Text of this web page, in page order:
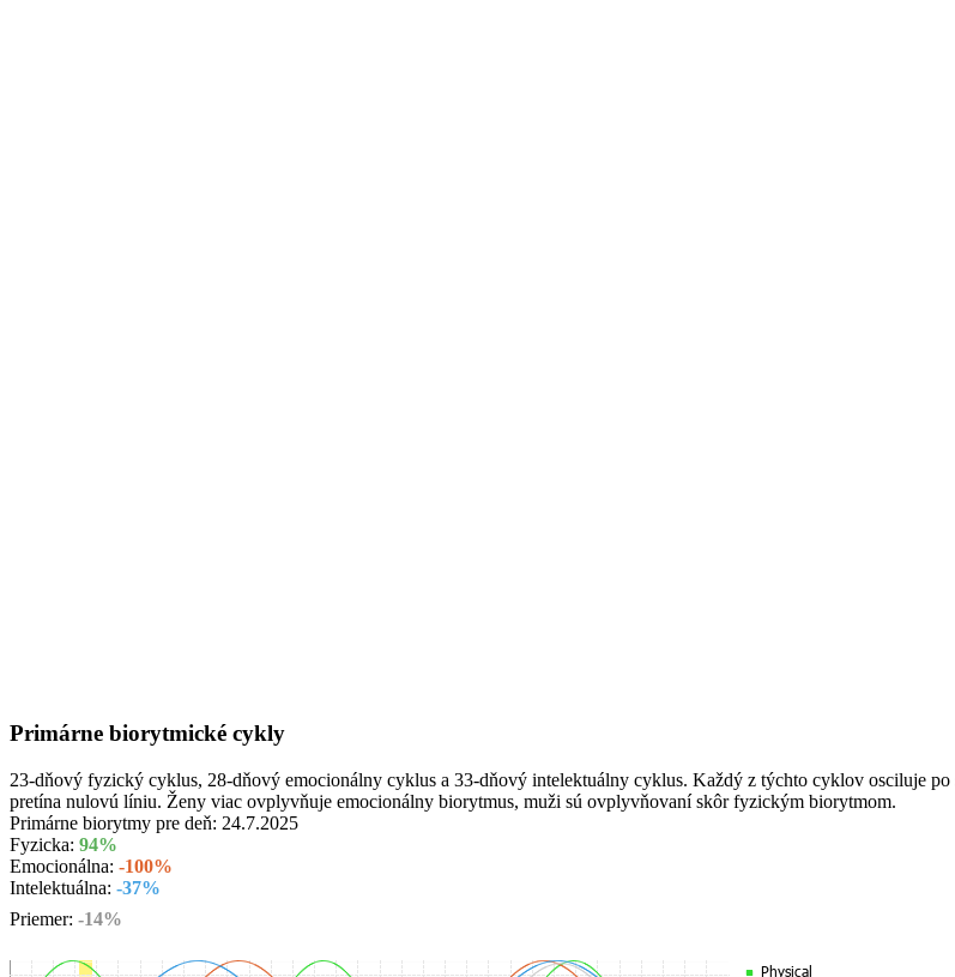
Primárne biorytmické cykly
23-dňový fyzický cyklus, 28-dňový emocionálny cyklus a 33-dňový intelektuálny cyklus. Každý z týchto cyklov osciluje
pretína nulovú líniu. Ženy viac ovplyvňuje emocionálny biorytmus, muži sú ovplyvňovaní skôr fyzickým biorytmom.
Primárne biorytmy pre deň: 24.7.2025
Fyzicka: 94%
Emocionálna: -100%
Intelektuálna: -37%
Priemer: -14%